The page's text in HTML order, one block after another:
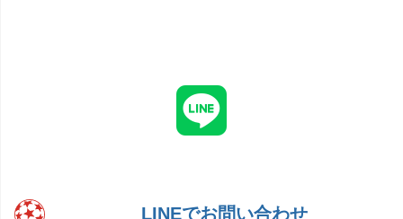
LINEでお問い合わせ